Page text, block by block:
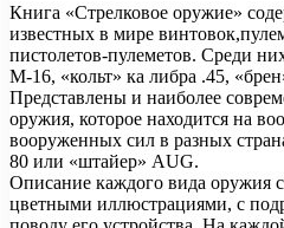
Книга «Стрелковое оружие»
известных в мире
пистолетов-пулеметов. Среди
М-16, «кольт» ка либра .45,
Представлены и наиболее
оружия, которое находится на
вооруженных сил в разных
80 или «штайер» AUG.
Описание каждого вида оружия
цветными иллюстрациями, с